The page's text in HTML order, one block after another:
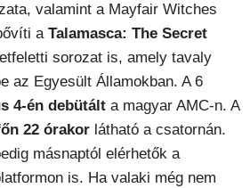
valamint a Mayfair Witches
a Talamasca: The Secret
sorozat is, amely tavaly
az Egyesült Államokban. A 6
4-én debütált a magyar AMC-n. A
22 órakor látható a csatornán.
másnaptól elérhetők a
is. Ha valaki még nem